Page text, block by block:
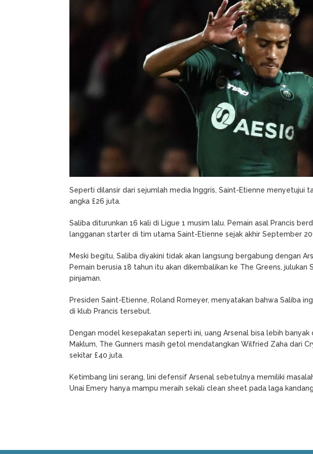
Etienne
Seperti dilansir dari sejumlah media Inggris, Saint-Etienne menyetujui
angka £26 juta.
Saliba diturunkan 16 kali di Ligue 1 musim lalu. Pemain asal Prancis
langganan starter di tim utama Saint-Etienne sejak akhir September
Meski begitu, Saliba diyakini tidak akan langsung bergabung dengan
Pemain berusia 18 tahun itu akan dikembalikan ke The Greens, julukan
pinjaman.
Presiden Saint-Etienne, Roland Romeyer, menyatakan bahwa Saliba
di klub Prancis tersebut.
Dengan model kesepakatan seperti ini, uang Arsenal bisa lebih
Maklum, The Gunners masih getol mendatangkan Wilfried Zaha dari
sekitar £40 juta.
Ketimbang lini serang, lini defensif Arsenal sebetulnya memiliki
Unai Emery hanya mampu meraih sekali clean sheet pada laga